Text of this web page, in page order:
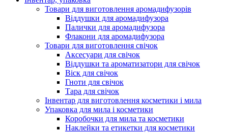
Товари для виготовлення аромадифузорів
Віддушки для аромадифузора
Палички для аромадифузора
Флакони для аромадифузора
Товари для виготовлення свічок
Аксесуари для свічок
Віддушки та ароматизатори для свічок
Віск для свічок
Гноти для свічок
Тара для свічок
Інвентар для виготовлення косметики і мила
Упаковка для мила і косметики
Коробочки для мила та косметики
Наклейки та етикетки для косметики